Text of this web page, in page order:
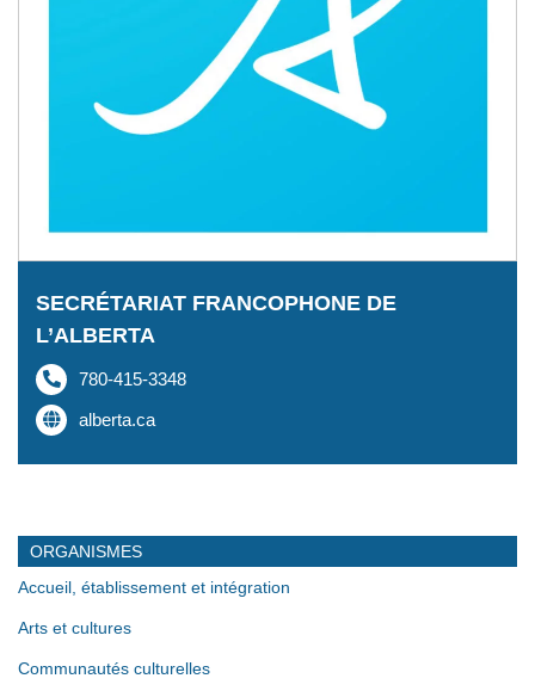
SECRÉTARIAT FRANCOPHONE DE
L’ALBERTA
780-415-3348
alberta.ca
ORGANISMES
Accueil, établissement et intégration
Arts et cultures
Communautés culturelles